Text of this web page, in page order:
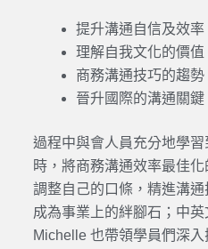
提升溝通自信及效率
理解自我文化的價值
商務溝通技巧的趨勢
晉升國際的溝通關鍵
過程中與會人員充分地學
時，將商務溝通效率最佳
調整自己的口條，精進溝
成為事業上的絆腳石；中
Michelle 也帶領學員們深